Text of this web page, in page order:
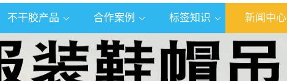
不干胶产品 合作案例 标签知识 新闻中心